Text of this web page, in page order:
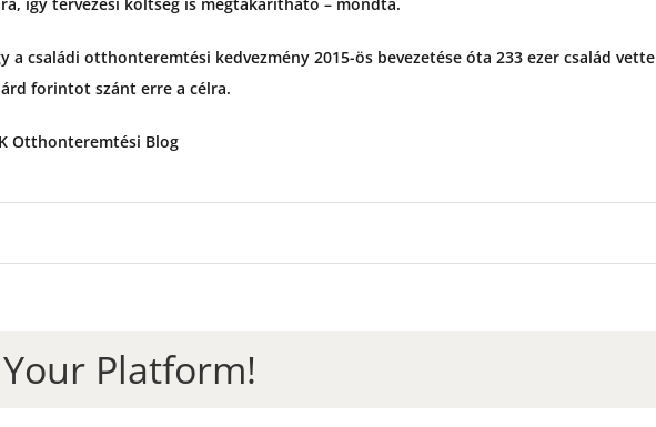
így tervezési költség is megtakarítható – mondta.
a családi otthonteremtési kedvezmény 2015-ös bevezetése óta 233 ezer család vette
forintot szánt erre a célra.
Otthonteremtési Blog
Platform!